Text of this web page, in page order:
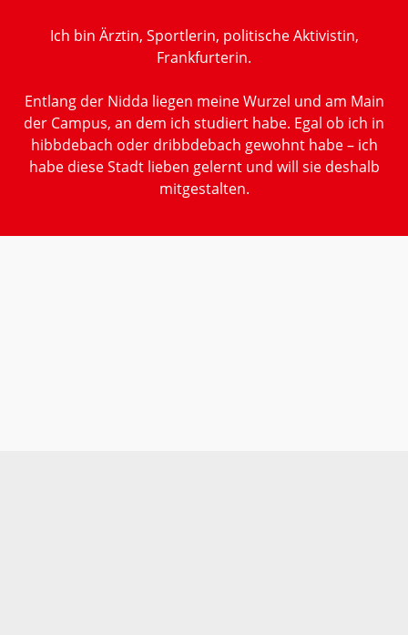
Ich bin Ärztin, Sportlerin, politische Aktivistin,
Frankfurterin.
Entlang der Nidda liegen meine Wurzel und am Main
der Campus, an dem ich studiert habe. Egal ob ich in
hibbdebach oder dribbdebach gewohnt habe – ich
habe diese Stadt lieben gelernt und will sie deshalb
mitgestalten.